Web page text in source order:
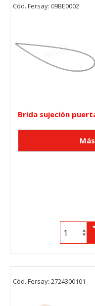
Brida sujeción
Cód. Fersay: 09BE0002
Cód. Fersay: 2724300101